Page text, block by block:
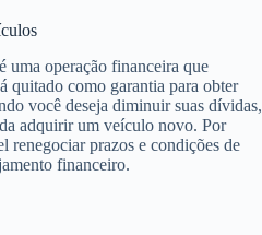
é uma operação financeira que
quitado como garantia para obter
você deseja diminuir suas dívidas,
adquirir um veículo novo. Por
renegociar prazos e condições de
financeiro.